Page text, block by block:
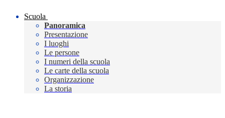
Scuola
Panoramica
Presentazione
I luoghi
Le persone
I numeri della scuola
Le carte della scuola
Organizzazione
La storia